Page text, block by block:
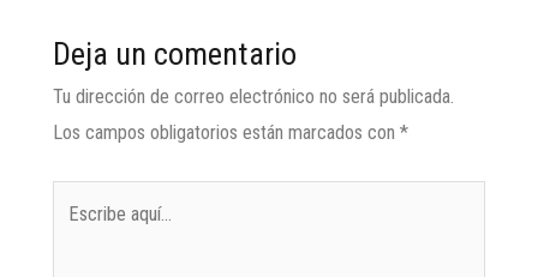
Deja un comentario
Tu dirección de correo electrónico no será publicada.
Los campos obligatorios están marcados con *